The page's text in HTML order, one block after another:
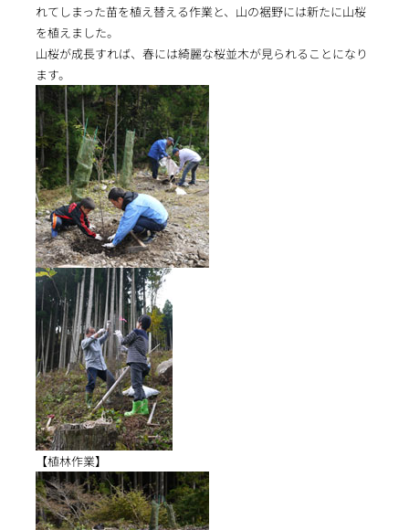
れてしまった苗を植え替える作業と、山の裾野には新たに山桜
を植えました。
山桜が成長すれば、春には綺麗な桜並木が見られることになり
ます。
【植林作業】